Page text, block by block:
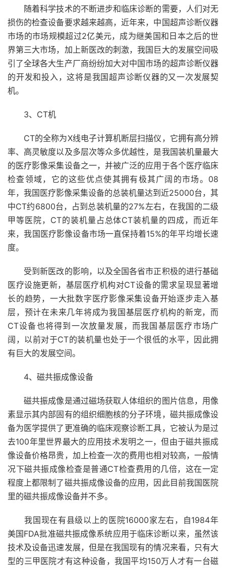
随着科学技术的不断进步和临床诊断的需要，人们对无
损伤的检查设备要求越来越高，近年来，中国超声诊断仪器
市场的市场规模超过2亿美元，成为继美国和日本之后的世
界第三大市场，加上新医改的刺激，我国巨大的发展空间吸
引了全球各大生产厂商纷纷加大对中国市场的超声诊断仪器
的开发和投入，这将是我国超声诊断仪器的又一次发展契
机。
3、CT机
CT的全称为X线电子计算机断层扫描仪，它拥有高分辨
率、高灵敏度以及多层次等众多优越性，是我国装机量最大
的医疗影像采集设备之一，并被广泛的应用于各个医疗临床
检查领域，它的这些优点使其拥有极其广阔的市场。08
年，我国医疗影像采集设备的总装机量达到近25000台，其
中CT约6800台，占到总装机量的27%左右，在我国的二级
甲等医院，CT的装机量占总体CT装机量的四成，而近年
来，我国医疗影像设备市场一直保持着15%的年平均增长速
度。
受到新医改的影响，以及全国各省市正积极的进行基础
医疗设施更新，基层医疗机构对CT设备的需求呈现显著增
长的趋势，一大批数字医疗影像采集设备开始逐步走入基
层，预计在未来几年将成为我国基层医疗机构的新宠，而
CT设备也将得到一次放量发展，而我国基层医疗市场广
阔，以前对于CT的装机量也处于一个很低的水平，因此拥
有巨大的发展空间。
4、磁共振成像设备
磁共振成像是通过磁场获取人体组织的图片信息，用像
素显示其内部固有的组织细胞核的分子环境，磁共振成像设
备为医学提供了更准确的临床观察诊断工具，它被认为是过
去100年里世界最大的应用技术发明之一，但由于磁共振成
像设备价格昂贵，加上检查一次的费用也相对较高，一般情
况下磁共振成像检查是普通CT检查费用的几倍，这在一定
程度上都限制了磁共振成像设备的应用，因此目前我国医院
里的磁共振成像设备并不多。
我国现在有县级以上的医院16000家左右，自1984年
美国FDA批准磁共振成像系统应用于临床诊断以来，虽然该
技术及设备迅速发展，但是在我国现有的情况来看，只有大
型的三甲医院才有这种设备，我国平均150万人才有一台磁